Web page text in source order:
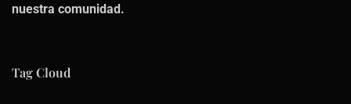
nuestra comunidad.
Tag Cloud